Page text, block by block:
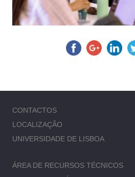
CONTACTOS
LOCALIZAÇÃO
UNIVERSIDADE DE LISBOA
ÁREA DE RECURSOS TÉCNICOS